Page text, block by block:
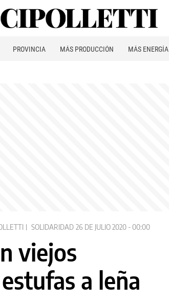
PROVINCIA MÁS PRODUCCIÓN MÁS ENERGÍA
SOLIDARIDAD 26 DE JULIO 2020 - 00:00
viejos
a leña